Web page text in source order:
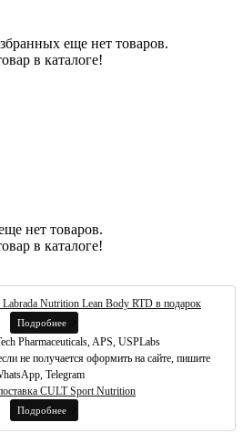
еще нет товаров.
в каталоге!
нет товаров.
в каталоге!
Nutrition Lean Body RTD в подарок
Подробнее
Pharmaceuticals, APS, USPLabs
не получается оформить на сайте, пишите
Telegram
CULT Sport Nutrition
Подробнее